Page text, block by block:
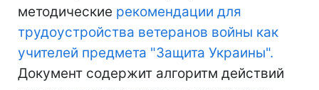
методические рекомендации для
трудоустройства ветеранов войны как
учителей предмета "Защита Украины".
Документ содержит алгоритм действий